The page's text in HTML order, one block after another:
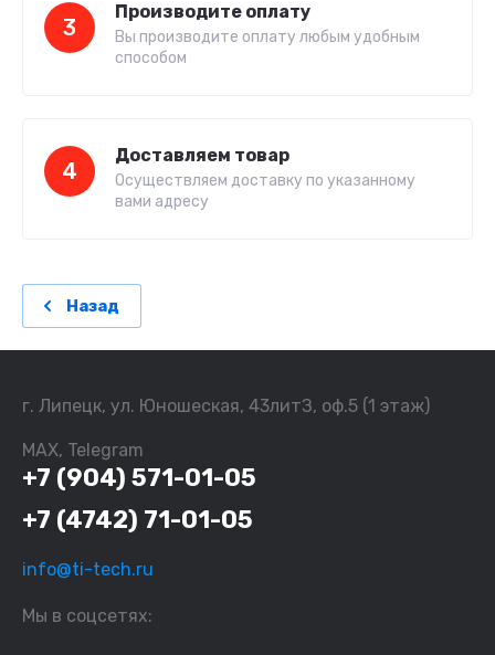
3
Производите оплату
Вы производите оплату любым удобным
способом
4
Доставляем товар
Осуществляем доставку по указанному
вами адресу
Назад
г. Липецк, ул. Юношеская, 43литЗ, оф.5 (1 этаж)
MAX, Telegram
+7 (904) 571-01-05
+7 (4742) 71-01-05
info@ti-tech.ru
Мы в соцсетях: